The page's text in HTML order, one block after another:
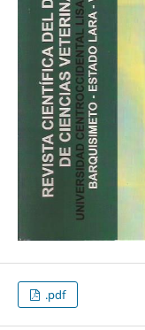
.pdf